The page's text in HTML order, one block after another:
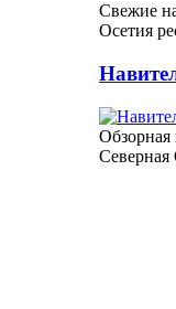
Свежие
Осетия
Обзорная